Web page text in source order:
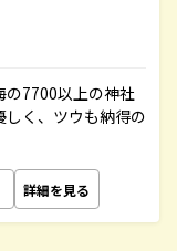
の7700以上の神社
く、ツウも納得の
詳細を見る